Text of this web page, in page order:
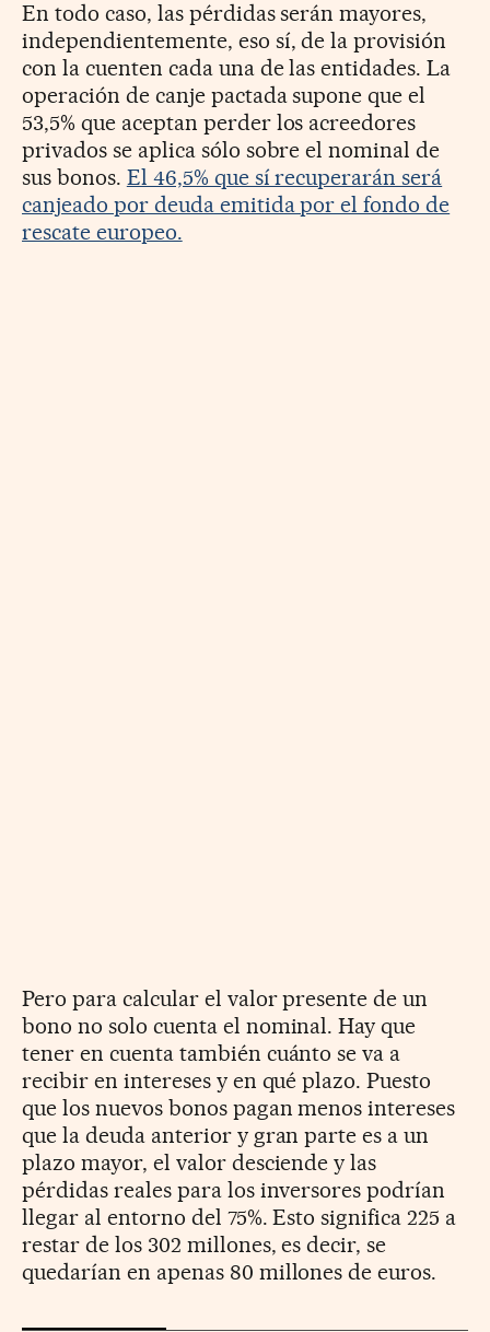
En todo caso, las pérdidas serán mayores,
independientemente, eso sí, de la provisión
con la cuenten cada una de las entidades. La
operación de canje pactada supone que el
53,5% que aceptan perder los acreedores
privados se aplica sólo sobre el nominal de
sus bonos. El 46,5% que sí recuperarán será
canjeado por deuda emitida por el fondo de
rescate europeo.
Pero para calcular el valor presente de un
bono no solo cuenta el nominal. Hay que
tener en cuenta también cuánto se va a
recibir en intereses y en qué plazo. Puesto
que los nuevos bonos pagan menos intereses
que la deuda anterior y gran parte es a un
plazo mayor, el valor desciende y las
pérdidas reales para los inversores podrían
llegar al entorno del 75%. Esto significa 225 a
restar de los 302 millones, es decir, se
quedarían en apenas 80 millones de euros.